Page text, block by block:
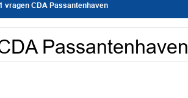
vragen CDA Passantenhaven
Passantenhaven